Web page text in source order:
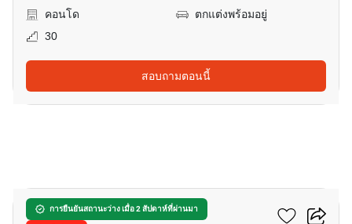
คอนโด
ตกแต่งพร้อมอยู่
30
สอบถามตอนนี้
การยืนยันสถานะว่าง เมื่อ 2 สัปดาห์ที่ผ่านมา
ดิ อิสสระ ลาดพร้าว